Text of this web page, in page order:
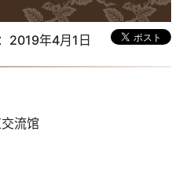
2019年4月1日
流馆